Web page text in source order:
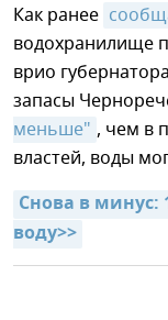
Как ранее
водохранилище
врио
запасы
меньше" , чем в
властей, воды
Снова в
воду>>